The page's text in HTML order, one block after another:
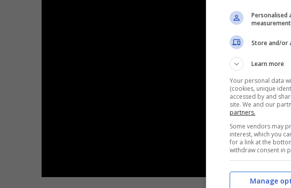
Personalised
Store and/or
Learn more
Your personal data
(cookies, unique
accessed by and
site. We and our
partners.
Some vendors may
interest, which you
for a link at the
withdraw consent in
Manage